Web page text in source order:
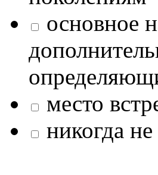
основное
место
никогда